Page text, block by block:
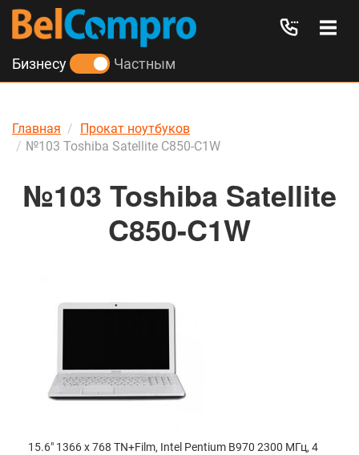
Бизнесу Частным
Главная
Прокат ноутбуков
№103 Toshiba Satellite C850-C1W
№103 Toshiba Satellite
C850-C1W
15.6" 1366 x 768 TN+Film, Intel Pentium B970 2300 МГц, 4